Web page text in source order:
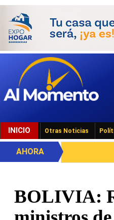
INICIO Otras Noticias
AHORA
BOLIVIA: